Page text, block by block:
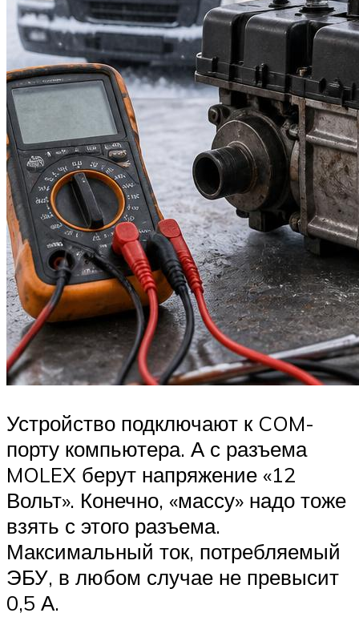
Устройство подключают к COM-
порту компьютера. А с разъема
MOLEX берут напряжение «12
Вольт». Конечно, «массу» надо тоже
взять с этого разъема.
Максимальный ток, потребляемый
ЭБУ, в любом случае не превысит
0,5 А.